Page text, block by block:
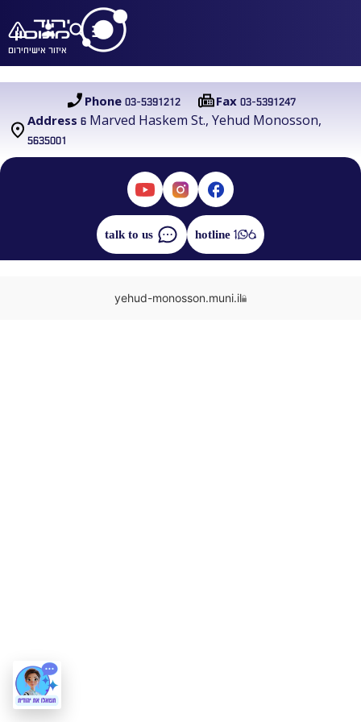
חירוםאיזור אישי
Address 6 Marved Haskem St., Yehud Monosson,
5635001
Phone 03-5391212 Fax 03-5391247
talk to us hotline
yehud-monosson.muni.il